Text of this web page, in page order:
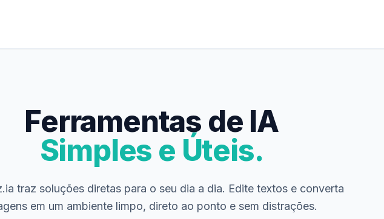
Ferramentas de IA
Simples e Úteis.
traz soluções diretas para o seu dia a dia. Edite textos e converta
em um ambiente limpo, direto ao ponto e sem distrações.